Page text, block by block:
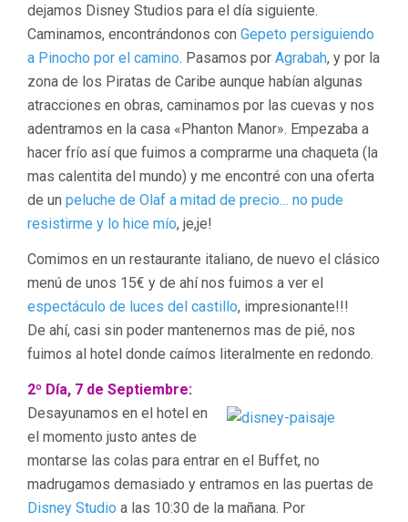
dejamos Disney Studios para el día siguiente.
Caminamos, encontrándonos con Gepeto persiguiendo
a Pinocho por el camino. Pasamos por Agrabah, y por la
zona de los Piratas de Caribe aunque habían algunas
atracciones en obras, caminamos por las cuevas y nos
adentramos en la casa «Phanton Manor». Empezaba a
hacer frío así que fuimos a comprarme una chaqueta (la
mas calentita del mundo) y me encontré con una oferta
de un peluche de Olaf a mitad de precio… no pude
resistirme y lo hice mío, je,je!
Comimos en un restaurante italiano, de nuevo el clásico
menú de unos 15€ y de ahí nos fuimos a ver el
espectáculo de luces del castillo, impresionante!!!
De ahí, casi sin poder mantenernos mas de pié, nos
fuimos al hotel donde caímos literalmente en redondo.
2º Día, 7 de Septiembre:
Desayunamos en el hotel en
el momento justo antes de
montarse las colas para entrar en el Buffet, no
madrugamos demasiado y entramos en las puertas de
Disney Studio a las 10:30 de la mañana. Por